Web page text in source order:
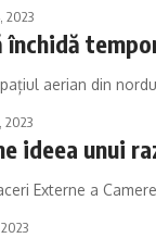
2023
închidă
aerian din
2023
ideea unui
Externe a